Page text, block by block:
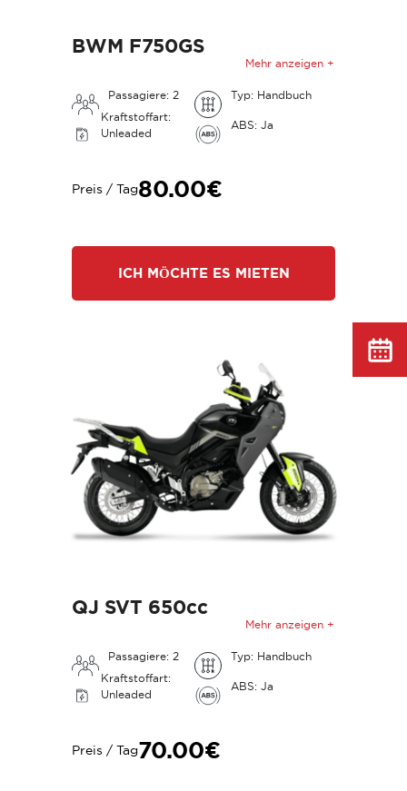
BWM F750GS
Passagiere: 2
Typ: Handbuch
Kraftstoffart:
Unleaded
ABS: Ja
Mehr anzeigen +
Preis / Tag80.00€
ICH MÖCHTE ES MIETEN
QJ SVT 650cc
Passagiere: 2
Typ: Handbuch
Kraftstoffart:
Unleaded
ABS: Ja
Mehr anzeigen +
Preis / Tag70.00€